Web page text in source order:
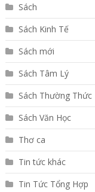
Sách
Sách Kinh Tế
Sách mới
Sách Tâm Lý
Sách Thường Thức
Sách Văn Học
Thơ ca
Tin tức khác
Tin Tức Tổng Hợp